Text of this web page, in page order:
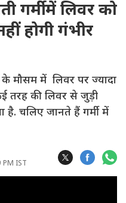
गर्मी में लिवर को
होगी गंभीर
मौसम में लिवर पर ज्यादा
तरह की लिवर से जुड़ी
है. चलिए जानते हैं गर्मी में
PM IST